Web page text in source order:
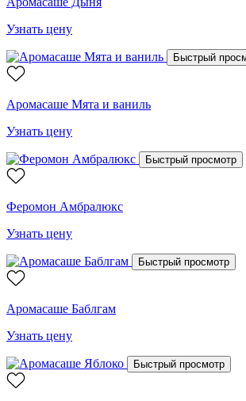
Узнать цену
Быстрый
Аромасаше Мята и ваниль
Узнать цену
Быстрый просмотр
Феромон Амбралюкс
Узнать цену
Быстрый просмотр
Аромасаше Баблгам
Узнать цену
Быстрый просмотр